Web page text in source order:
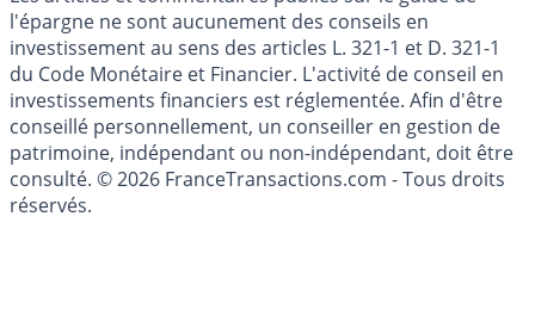
Les articles et commentaires publiés sur le guide de
l'épargne ne sont aucunement des conseils en
investissement au sens des articles L. 321-1 et D. 321-1
du Code Monétaire et Financier. L'activité de conseil en
investissements financiers est réglementée. Afin d'être
conseillé personnellement, un conseiller en gestion de
patrimoine, indépendant ou non-indépendant, doit être
consulté. © 2026 FranceTransactions.com - Tous droits